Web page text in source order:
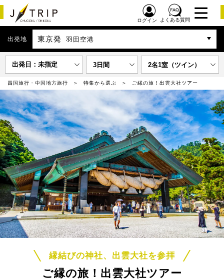
ログイン よくある質問
出発地 東京発 羽田空港
出発日：未指定 3日間 2名1室（ツイン）
四国旅行・中国地方旅行 特集から選ぶ ご縁の旅！出雲大社ツアー
縁結びの神社、出雲大社を参拝
ご縁の旅！出雲大社ツアー